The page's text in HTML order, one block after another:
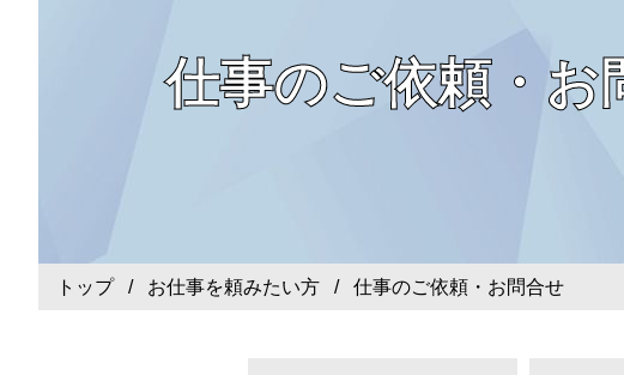
仕事のご依頼・お
トップ/ お仕事を頼みたい方 / 仕事のご依頼・お問合せ